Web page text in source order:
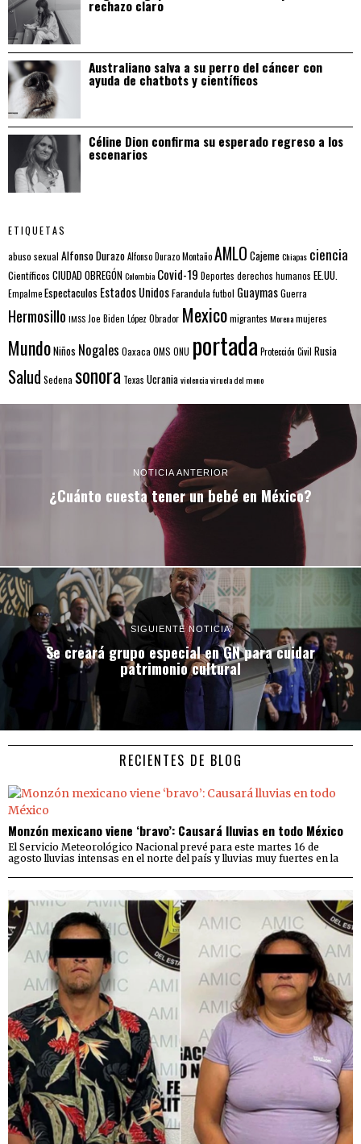
rechazo claro
Australiano salva a su perro del cáncer con
ayuda de chatbots y científicos
Céline Dion confirma su esperado regreso a los
escenarios
ETIQUETAS
abuso sexual Alfonso DurazoAlfonso Durazo MontañoAMLO CajemeChiapas ciencia
Científicos CIUDAD OBREGÓNColombia Covid-19 Deportes derechos humanos EE.UU.
EmpalmeEspectaculos Estados UnidosFarandula futbol GuaymasGuerra
Hermosillo IMSS Joe Biden López Obrador Mexicomigrantes Morenamujeres
MundoNiños Nogales Oaxaca OMS ONU portada Protección Civil Rusia
Salud Sedena sonora Texas Ucraniaviolenciaviruela del mono
NOTICIA ANTERIOR
¿Cuánto cuesta tener un bebé en México?
SIGUIENTE NOTICIA
Se creará grupo especial en GN para cuidar
patrimonio cultural
RECIENTES DE BLOG
Monzón mexicano viene ‘bravo’: Causará lluvias en todo México
El Servicio Meteorológico Nacional prevé para este martes 16 de
agosto lluvias intensas en el norte del país y lluvias muy fuertes en la